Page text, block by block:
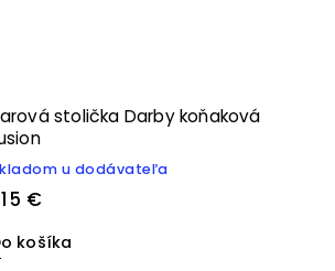
stolička Darby koňaková
u dodávateľa
€
košíka